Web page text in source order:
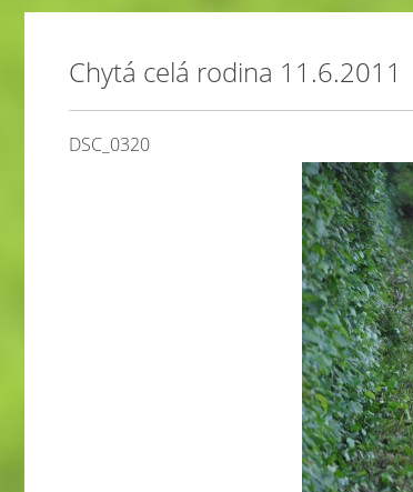
Chytá celá rodina 11.6.2011
DSC_0320